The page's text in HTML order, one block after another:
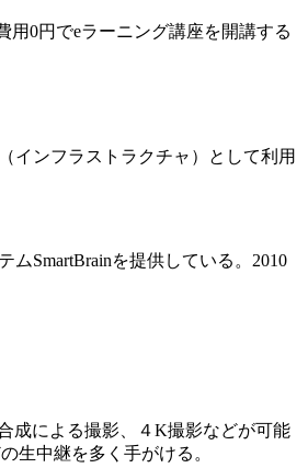
0円でeラーニング講座を開講する
インフラストラクチャ）として利用
SmartBrainを提供している。2010
成による撮影、４K撮影などが可能
生中継を多く手がける。